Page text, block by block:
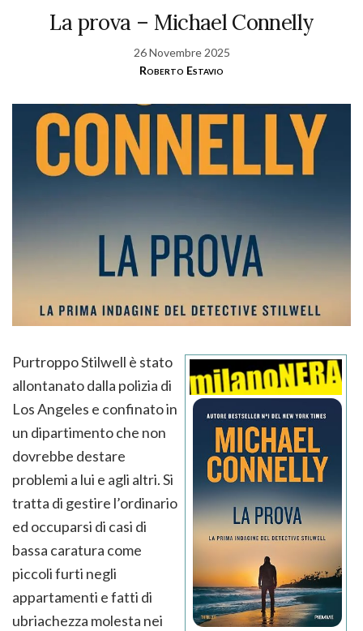
La prova – Michael Connelly
26 Novembre 2025
Roberto Estavio
Purtroppo Stilwell è stato
allontanato dalla polizia di
Los Angeles e confinato in
un dipartimento che non
dovrebbe destare
problemi a lui e agli altri. Si
tratta di gestire l’ordinario
ed occuparsi di casi di
bassa caratura come
piccoli furti negli
appartamenti e fatti di
ubriachezza molesta nei